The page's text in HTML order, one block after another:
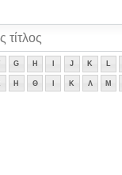
G H J K L
Η Θ Κ Λ Μ